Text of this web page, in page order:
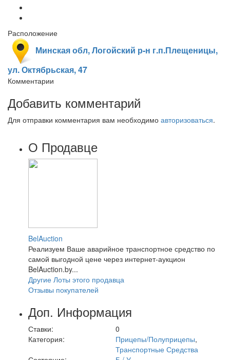
Расположение
Минская обл, Логойский р-н г.п.Плещеницы,
ул. Октябрьская, 47
Комментарии
Добавить комментарий
Для отправки комментария вам необходимо авторизоваться.
О Продавце
BelAuction
Реализуем Ваше аварийное транспортное средство по
самой выгодной цене через интернет-аукцион
BelAuction.by...
Другие Лоты этого продавца
Отзывы покупателей
Доп. Информация
Ставки:
0
Категория:
Прицепы/Полуприцепы,
Транспортные Средства